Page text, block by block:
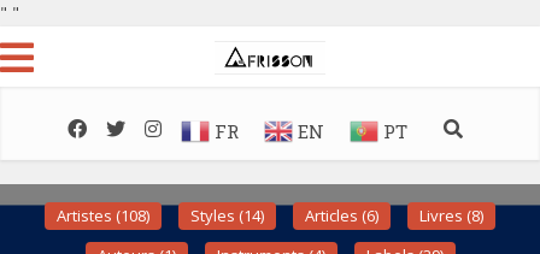
" "
FR EN PT
Artistes (108) Styles (14) Articles (6)
Livres (8)